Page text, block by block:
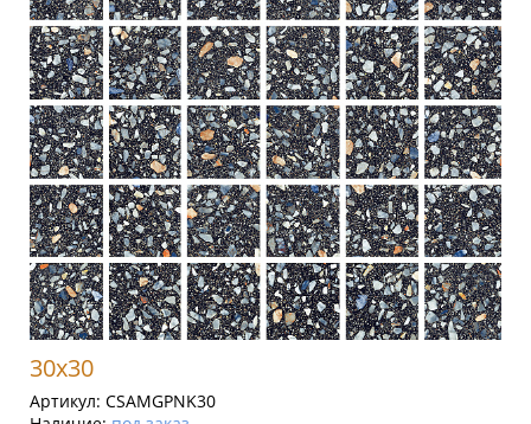
30x30
Артикул: CSAMGPNK30